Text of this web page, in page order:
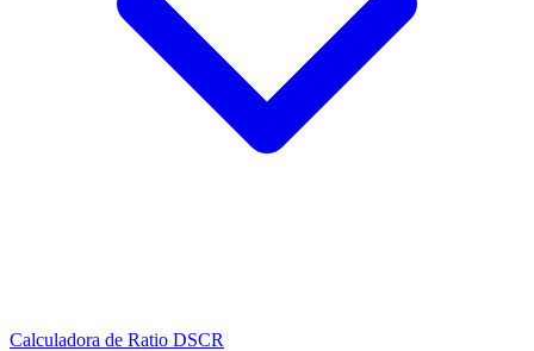
Calculadora de Ratio DSCR